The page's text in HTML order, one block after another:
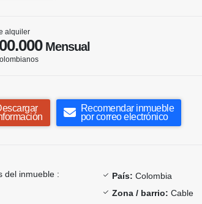
alquiler
Mensual
Recomendar inmueble
por correo electrónico
del inmueble : País: Colombia
Zona / barrio: Cable